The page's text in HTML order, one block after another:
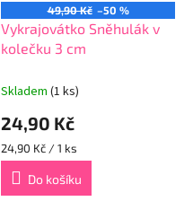
49,90 Kč –50 %
Vykrajovátko Sněhulák v
kolečku 3 cm
Skladem (1 ks)
24,90 Kč
Měrná
cena:
24,90 Kč / 1 ks
Do košíku